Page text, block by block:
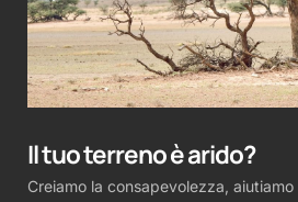
Il tuo terreno è arido?
Creiamo la consapevolezza,